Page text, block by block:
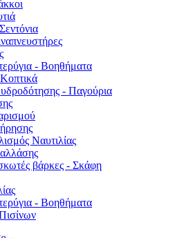
- Βοηθήματα
- Παγούρια
Ναυτιλίας
βάρκες - Σκάφη
- Βοηθήματα